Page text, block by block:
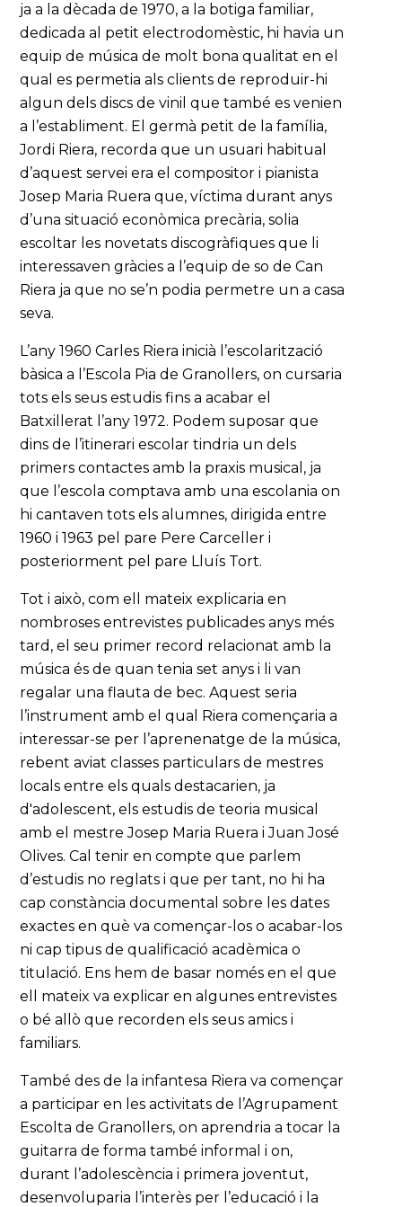
ja a la dècada de 1970, a la botiga familiar,
dedicada al petit electrodomèstic, hi havia un
equip de música de molt bona qualitat en el
qual es permetia als clients de reproduir-hi
algun dels discs de vinil que també es venien
a l’establiment. El germà petit de la família,
Jordi Riera, recorda que un usuari habitual
d’aquest servei era el compositor i pianista
Josep Maria Ruera que, víctima durant anys
d’una situació econòmica precària, solia
escoltar les novetats discogràfiques que li
interessaven gràcies a l’equip de so de Can
Riera ja que no se’n podia permetre un a casa
seva.
L’any 1960 Carles Riera inicià l’escolarització
bàsica a l’Escola Pia de Granollers, on cursaria
tots els seus estudis fins a acabar el
Batxillerat l’any 1972. Podem suposar que
dins de l’itinerari escolar tindria un dels
primers contactes amb la praxis musical, ja
que l’escola comptava amb una escolania on
hi cantaven tots els alumnes, dirigida entre
1960 i 1963 pel pare Pere Carceller i
posteriorment pel pare Lluís Tort.
Tot i això, com ell mateix explicaria en
nombroses entrevistes publicades anys més
tard, el seu primer record relacionat amb la
música és de quan tenia set anys i li van
regalar una flauta de bec. Aquest seria
l’instrument amb el qual Riera començaria a
interessar-se per l’aprenenatge de la música,
rebent aviat classes particulars de mestres
locals entre els quals destacarien, ja
d'adolescent, els estudis de teoria musical
amb el mestre Josep Maria Ruera i Juan José
Olives. Cal tenir en compte que parlem
d’estudis no reglats i que per tant, no hi ha
cap constància documental sobre les dates
exactes en què va començar-los o acabar-los
ni cap tipus de qualificació acadèmica o
titulació. Ens hem de basar només en el que
ell mateix va explicar en algunes entrevistes
o bé allò que recorden els seus amics i
familiars.
També des de la infantesa Riera va començar
a participar en les activitats de l’Agrupament
Escolta de Granollers, on aprendria a tocar la
guitarra de forma també informal i on,
durant l’adolescència i primera joventut,
desenvoluparia l’interès per l’educació i la